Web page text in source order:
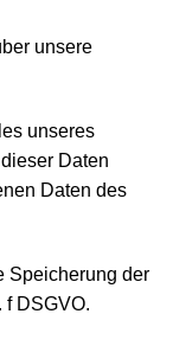
unsere
unseres
Daten
Daten des
Speicherung der
f DSGVO.